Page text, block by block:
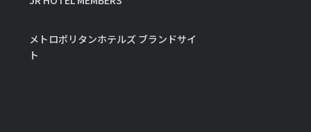
メトロポリタンホテルズ ブランドサイ
ト